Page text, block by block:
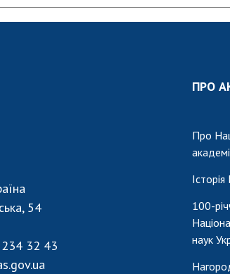
54
32 43
ПРО
Про
100-
наук